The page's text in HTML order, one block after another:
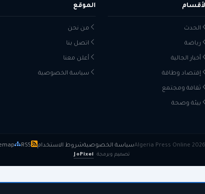
الحدث
رياضة
أخبار الجالية
إقتصاد وطاقة
ثقافة ومجتمع
بيئة وصحة
الموقع
من نحن
اتصل بنا
أعلن معنا
سياسة الخصوصية
سياسة الخصوصيةشروط الاستخدام RSS
تصميم وبرمجة JoPixel